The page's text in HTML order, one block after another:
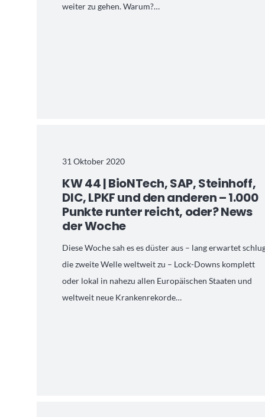
weiter zu gehen. Warum?…
31 Oktober 2020
KW 44 | BioNTech, SAP, Steinhoff,
DIC, LPKF und den anderen – 1.000
Punkte runter reicht, oder? News
der Woche
Diese Woche sah es es düster aus – lang erwartet
die zweite Welle weltweit zu – Lock-Downs komplett
oder lokal in nahezu allen Europäischen Staaten und
weltweit neue Krankenrekorde…